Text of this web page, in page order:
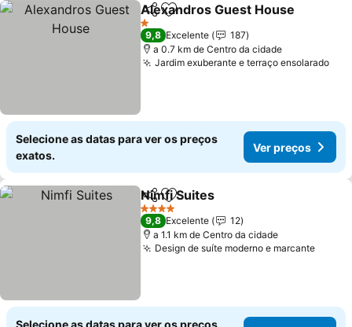
PartilharAdicionar aos favoritos
Alexandros Guest House
1 Estrelas
9,8 Excelente
187
a 0.7 km de Centro da cidade
Jardim exuberante e terraço ensolarado
Selecione as datas para ver os preços
exatos.
Ver preços
PartilharAdicionar aos favoritos
Nimfi Suites
4 Estrelas
9,8 Excelente
12
a 1.1 km de Centro da cidade
Design de suíte moderno e marcante
Selecione as datas para ver os preços